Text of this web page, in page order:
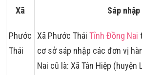
Xã Sáp nhập
Phước
Thái
Xã Phước Thái Tỉnh Đồng Nai
cơ sở sáp nhập các đơn vị
Nai cũ là: Xã Tân Hiệp (huyện